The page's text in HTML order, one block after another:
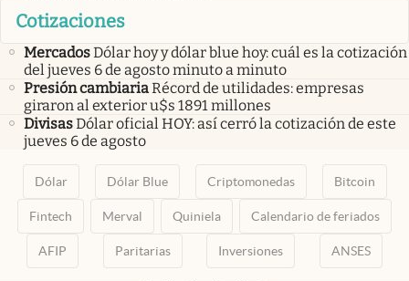
Cotizaciones
MercadosDólar hoy y dólar blue hoy: cuál es la cotización
del jueves 6 de agosto minuto a minuto
Presión cambiariaRécord de utilidades: empresas
giraron al exterior u$s 1891 millones
DivisasDólar oficial HOY: así cerró la cotización de este
jueves 6 de agosto
Dólar Dólar Blue Criptomonedas Bitcoin
Fintech Merval Quiniela Calendario de feriados
AFIP Paritarias Inversiones ANSES